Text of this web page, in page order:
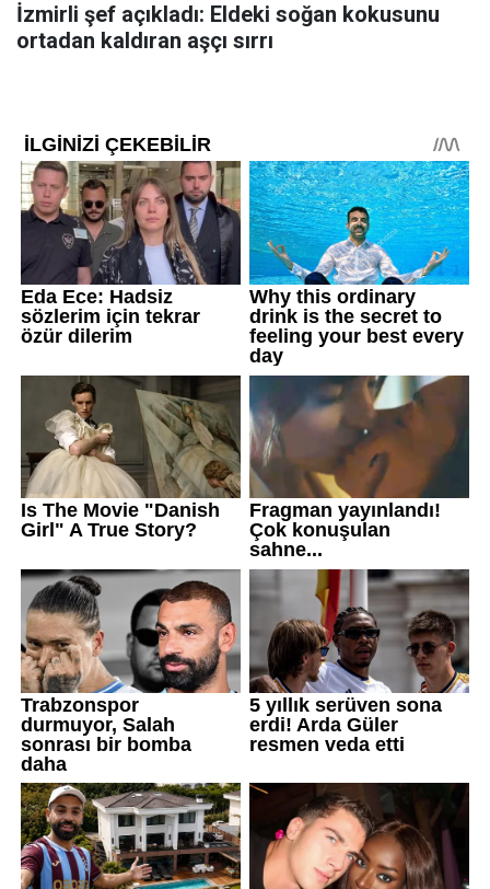
İzmirli şef açıkladı: Eldeki soğan kokusunu
ortadan kaldıran aşçı sırrı